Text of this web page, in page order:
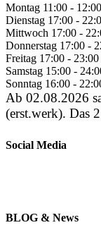
Montag 11:00 - 12:00
Dienstag 17:00 -
Mittwoch 17:00 -
Donnerstag 17:00 -
Freitag 17:00 - 23:00
Samstag 15:00 -
Sonntag 16:00 -
Ab 02.08.2026
(erst.werk). Das
Social Media
BLOG & News